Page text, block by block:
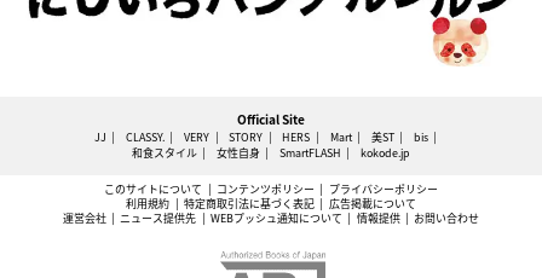
Official Site
JJ CLASSY. VERY STORY HERS Mart 美ST
bis
和食スタイル
女性自身 SmartFLASH kokode.jp
このサイトについて コンテンツポリシー
プライバシーポリシー
利用規約
特定商取引法に基づく表記
広告掲載について
運営会社
ニュース提供先 WEBプッシュ通知について 情報提供 お問い合わせ